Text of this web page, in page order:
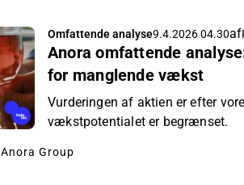
Omfattende analyse9.4.2026 04.30af
Anora omfattende
for manglende vækst
Vurderingen af aktien er efter
vækstpotentialet er begrænset.
Anora Group